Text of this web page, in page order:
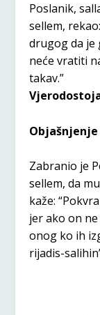
Poslanik,
sellem,
drugog da je
neće vratiti
takav.”
Objašnjenje
Zabranio je
sellem, da
kaže:
jer ako on
onog ko ih
rijadis-